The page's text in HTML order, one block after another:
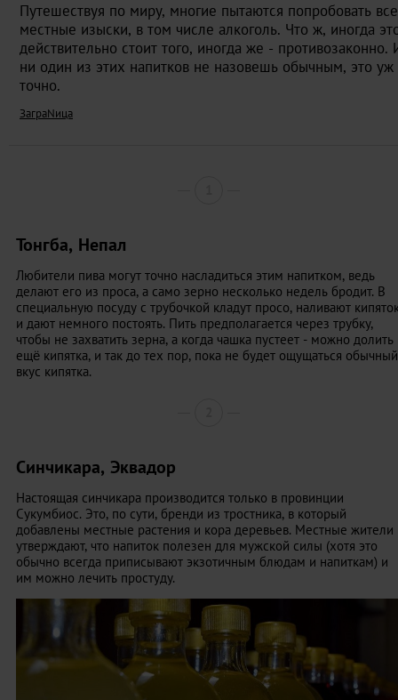
Путешествуя по миру, многие пытаются попробовать все
местные изыски, в том числе алкоголь. Что ж, иногда
действительно стоит того, иногда же - противозаконно.
ни один из этих напитков не назовешь обычным, это уж
точно.
ЗаграNица
Тонгба, Непал
Любители пива могут точно насладиться этим напитком, ведь
делают его из проса, а само зерно несколько недель бродит. В
специальную посуду с трубочкой кладут просо, наливают
и дают немного постоять. Пить предполагается через трубку,
чтобы не захватить зерна, а когда чашка пустеет - можно долить
ещё кипятка, и так до тех пор, пока не будет ощущаться обычный
вкус кипятка.
Синчикара, Эквадор
Настоящая синчикара производится только в провинции
Сукумбиос. Это, по сути, бренди из тростника, в который
добавлены местные растения и кора деревьев. Местные жители
утверждают, что напиток полезен для мужской силы (хотя это
обычно всегда приписывают экзотичным блюдам и напиткам) и
им можно лечить простуду.